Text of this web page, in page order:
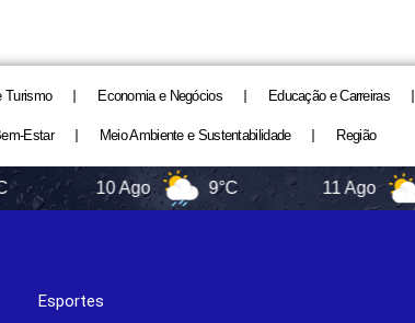
Turismo Economia e Negócios Educação e Carreiras
Estar Meio Ambiente e Sustentabilidade Região
10 Ago 9°C 11 Ago 11°C
Esportes